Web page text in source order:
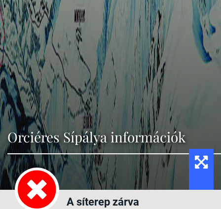
Orciéres Sípálya információk
A síterep zárva